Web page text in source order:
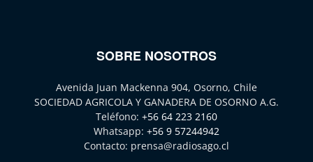
SOBRE NOSOTROS
Avenida Juan Mackenna 904, Osorno, Chile
SOCIEDAD AGRICOLA Y GANADERA DE OSORNO A.G.
Teléfono: +56 64 223 2160
Whatsapp: +56 9 57244942
Contacto: prensa@radiosago.cl